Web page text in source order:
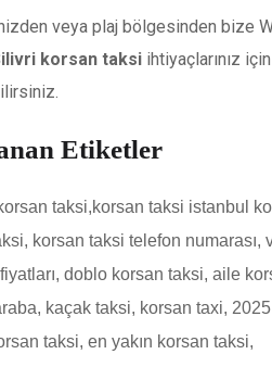
veya plaj bölgesinden bize
korsan taksi ihtiyaçlarınız
Etiketler
taksi,korsan taksi istanbul
korsan taksi telefon
doblo korsan taksi, aile
kaçak taksi, korsan taxi,
taksi, en yakın korsan taksi,